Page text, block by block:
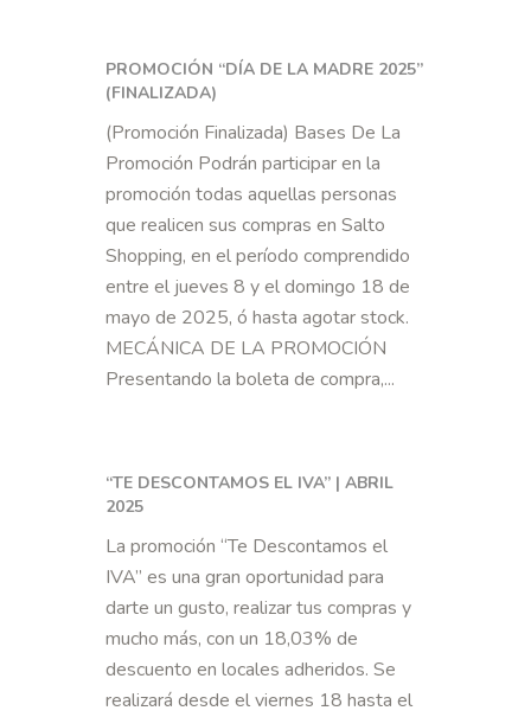
PROMOCIÓN “DÍA DE LA MADRE 2025”
(FINALIZADA)
(Promoción Finalizada) Bases De La
Promoción Podrán participar en la
promoción todas aquellas personas
que realicen sus compras en Salto
Shopping, en el período comprendido
entre el jueves 8 y el domingo 18 de
mayo de 2025, ó hasta agotar stock.
MECÁNICA DE LA PROMOCIÓN
Presentando la boleta de compra,...
“TE DESCONTAMOS EL IVA” | ABRIL
2025
La promoción “Te Descontamos el
IVA” es una gran oportunidad para
darte un gusto, realizar tus compras y
mucho más, con un 18,03% de
descuento en locales adheridos. Se
realizará desde el viernes 18 hasta el